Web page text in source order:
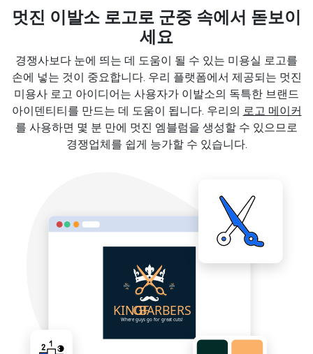
멋진 이발소 로고로 군중 속에서 돋보이
세요
경쟁사보다 눈에 띄는 데 도움이 될 수 있는 미용실 로고를
손에 넣는 것이 중요합니다. 우리 플랫폼에서 제공되는 멋진
미용사 로고 아이디어는 사용자가 이발소의 독특한 브랜드
아이덴티티를 만드는 데 도움이 됩니다. 우리의 로고 메이커
를 사용하면 몇 분 만에 멋진 엠블럼을 생성할 수 있으므로
경쟁업체를 쉽게 능가할 수 있습니다.